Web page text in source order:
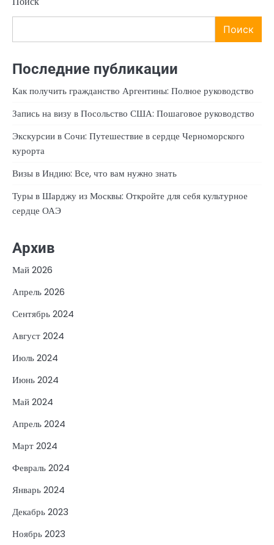
Поиск
Последние публикации
Как получить гражданство Аргентины: Полное руководство
Запись на визу в Посольство США: Пошаговое руководство
Экскурсии в Сочи: Путешествие в сердце Черноморского
курорта
Визы в Индию: Все, что вам нужно знать
Туры в Шарджу из Москвы: Откройте для себя культурное
сердце ОАЭ
Архив
Май 2026
Апрель 2026
Сентябрь 2024
Август 2024
Июль 2024
Июнь 2024
Май 2024
Апрель 2024
Март 2024
Февраль 2024
Январь 2024
Декабрь 2023
Ноябрь 2023